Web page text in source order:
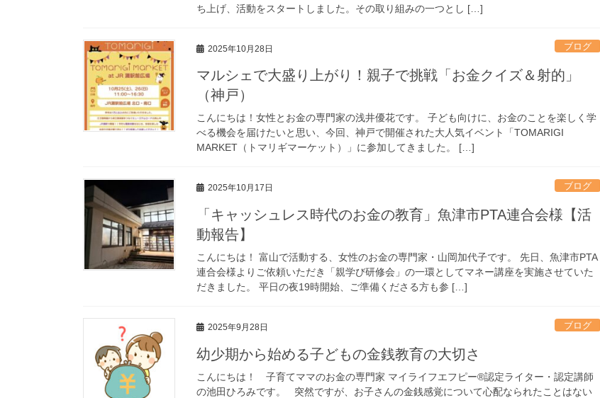
ち上げ、活動をスタートしました。その取り組みの一つとし […]
2025年10月28日 ブログ
マルシェで大盛り上がり！親子で挑戦「お金クイズ＆射的」
（神戸）
こんにちは！女性とお金の専門家の浅井優花です。 子ども向けに、お金のことを楽しく学
べる機会を届けたいと思い、今回、神戸で開催された大人気イベント「TOMARIGI
MARKET（トマリギマーケット）」に参加してきました。 […]
2025年10月17日 ブログ
「キャッシュレス時代のお金の教育」魚津市PTA連合会様【活
動報告】
こんにちは！ 富山で活動する、女性のお金の専門家・山岡加代子です。 先日、魚津市PTA
連合会様よりご依頼いただき「親学び研修会」の一環としてマネー講座を実施させていた
だきました。 平日の夜19時開始、ご準備くださる方も参 […]
2025年9月28日 ブログ
幼少期から始める子どもの金銭教育の大切さ
こんにちは！ 子育てママのお金の専門家 マイライフエフピー®認定ライター・認定講師
の池田ひろみです。 突然ですが、お子さんの金銭感覚について心配なられたことはない